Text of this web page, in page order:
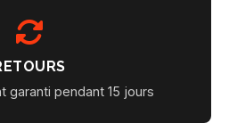
garanti pendant 15 jours